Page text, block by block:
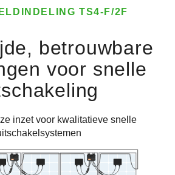
TS4-F/2F
betrouwbare
voor snelle
inzet voor kwalitatieve snelle